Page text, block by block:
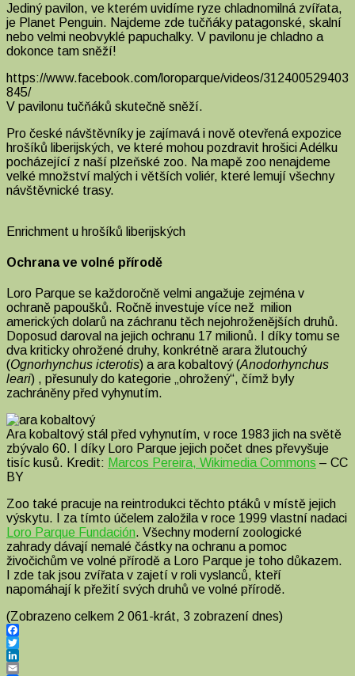
Jediný pavilon, ve kterém uvidíme ryze chladnomilná zvířata,
je Planet Penguin. Najdeme zde tučňáky patagonské, skalní
nebo velmi neobvyklé papuchalky. V pavilonu je chladno a
dokonce tam sněží!
https://www.facebook.com/loroparque/videos/312400529403
845/
V pavilonu tučňáků skutečně sněží.
Pro české návštěvníky je zajímavá i nově otevřená expozice
hrošíků liberijských, ve které mohou pozdravit hrošici Adélku
pocházející z naší plzeňské zoo. Na mapě zoo nenajdeme
velké množství malých i větších voliér, které lemují všechny
návštěvnické trasy.
Enrichment u hrošíků liberijských
Ochrana ve volné přírodě
Loro Parque se každoročně velmi angažuje zejména v
ochraně papoušků. Ročně investuje více než milion
amerických dolarů na záchranu těch nejohroženějších druhů.
Doposud daroval na jejich ochranu 17 milionů. I díky tomu se
dva kriticky ohrožené druhy, konkrétně arara žlutouchý
(Ognorhynchus icterotis) a ara kobaltový (Anodorhynchus
leari) , přesunuly do kategorie „ohrožený“, čímž byly
zachráněny před vyhynutím.
Ara kobaltový stál před vyhynutím, v roce 1983 jich na světě
zbývalo 60. I díky Loro Parque jejich počet dnes převyšuje
tisíc kusů. Kredit: Marcos Pereira, Wikimedia Commons – CC
BY
Zoo také pracuje na reintrodukci těchto ptáků v místě jejich
výskytu. I za tímto účelem založila v roce 1999 vlastní nadaci
Loro Parque Fundación. Všechny moderní zoologické
zahrady dávají nemalé částky na ochranu a pomoc
živočichům ve volné přírodě a Loro Parque je toho důkazem.
I zde tak jsou zvířata v zajetí v roli vyslanců, kteří
napomáhají k přežití svých druhů ve volné přírodě.
(Zobrazeno celkem 2 061-krát, 3 zobrazení dnes)
Facebook
Twitter
LinkedIn